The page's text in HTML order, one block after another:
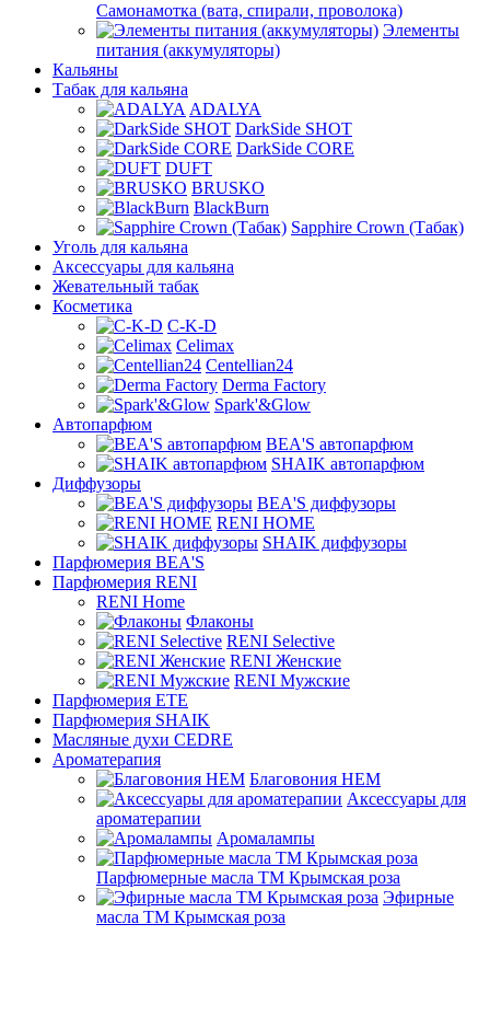
Самонамотка (вата, спирали, проволока)
Элементы
питания (аккумуляторы)
Кальяны
Табак для кальяна
ADALYA
DarkSide SHOT
DarkSide CORE
DUFT
BRUSKO
BlackBurn
Sapphire Crown (Табак)
Уголь для кальяна
Аксессуары для кальяна
Жевательный табак
Косметика
C-K-D
Celimax
Centellian24
Derma Factory
Spark'&Glow
Автопарфюм
BEA'S автопарфюм
SHAIK автопарфюм
Диффузоры
BEA'S диффузоры
RENI HOME
SHAIK диффузоры
Парфюмерия BEA'S
Парфюмерия RENI
RENI Home
Флаконы
RENI Selective
RENI Женские
RENI Мужские
Парфюмерия ETE
Парфюмерия SHAIK
Масляные духи CEDRE
Ароматерапия
Благовония HEM
Аксессуары для
ароматерапии
Аромалампы
Парфюмерные масла ТМ Крымская роза
Эфирные
масла ТМ Крымская роза